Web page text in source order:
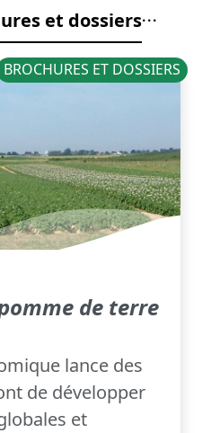
et dossiers
BROCHURES ET DOSSIERS
de terre
lance des
de développer
et